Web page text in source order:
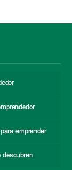
emprender
descubren